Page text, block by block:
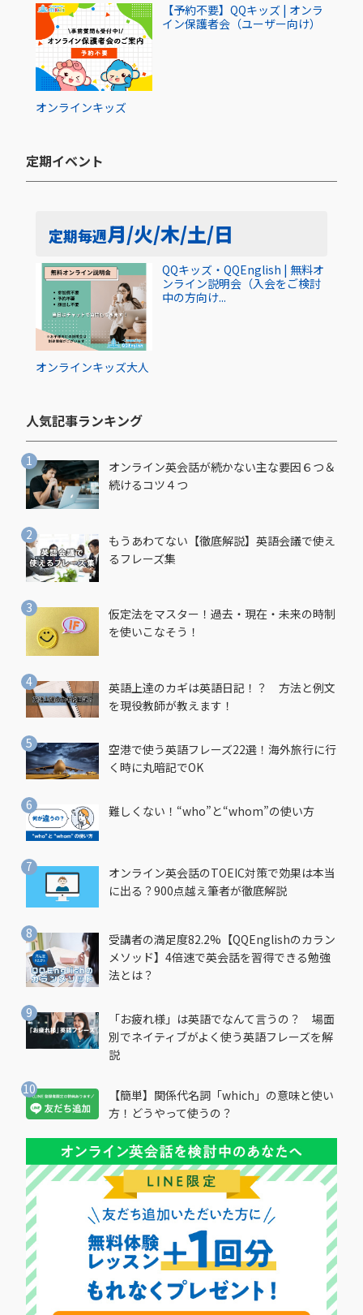
オンラインキッズ
【予約不要】QQキッズ | オンラ
イン保護者会（ユーザー向け）
定期イベント​
定期毎週月/火/木/土/日
オンラインキッズ大人
QQキッズ・QQEnglish | 無料オ
ンライン説明会（入会をご検討
中の方向け...
人気記事ランキング​
オンライン英会話が続かない主な要因６つ＆
続けるコツ４つ
もうあわてない【徹底解説】英語会議で使え
るフレーズ集
仮定法をマスター！過去・現在・未来の時制
を使いこなそう！
英語上達のカギは英語日記！？ 方法と例文
を現役教師が教えます！
空港で使う英語フレーズ22選！海外旅行に行
く時に丸暗記でOK
難しくない！“who”と“whom”の使い方
オンライン英会話のTOEIC対策で効果は本当
に出る？900点越え筆者が徹底解説
受講者の満足度82.2%【QQEnglishのカラン
メソッド】4倍速で英会話を習得できる勉強
法とは？
「お疲れ様」は英語でなんて言うの？ 場面
別でネイティブがよく使う英語フレーズを解
説
【簡単】関係代名詞「which」の意味と使い
方！どうやって使うの？